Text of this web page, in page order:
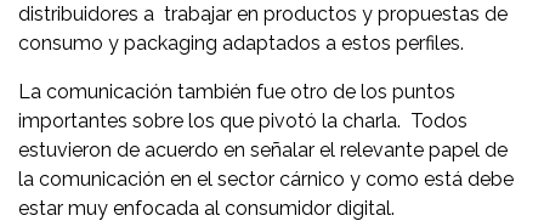
distribuidores a trabajar en productos y propuestas de
consumo y packaging adaptados a estos perfiles.
La comunicación también fue otro de los puntos
importantes sobre los que pivotó la charla. Todos
estuvieron de acuerdo en señalar el relevante papel de
la comunicación en el sector cárnico y como está debe
estar muy enfocada al consumidor digital.